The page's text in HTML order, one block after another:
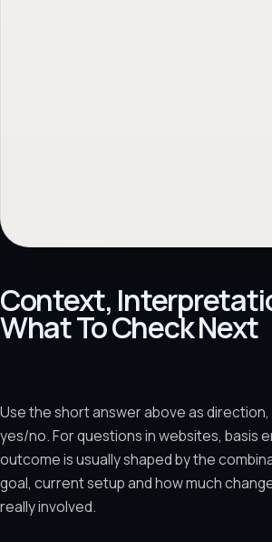
Context,
What To Check Next
Use the short answer above as
yes/no. For questions in websites, basis
outcome is usually shaped by the
goal, current setup and how much
really involved.